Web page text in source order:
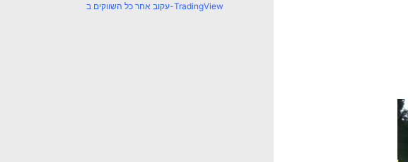
עקוב אחר כל השווקים ב-TradingView